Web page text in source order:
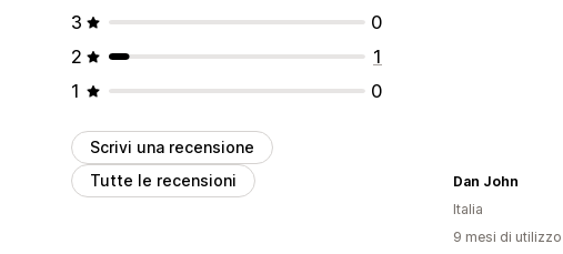
3
0
2
1
1
0
Scrivi una recensione
Tutte le recensioni
Dan John
Italia
9 mesi di utilizzo